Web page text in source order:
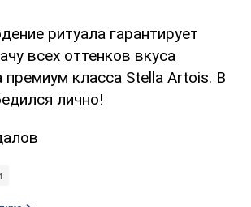
ритуала гарантирует
всех оттенков вкуса
премиум класса Stella Artois. В
лично!